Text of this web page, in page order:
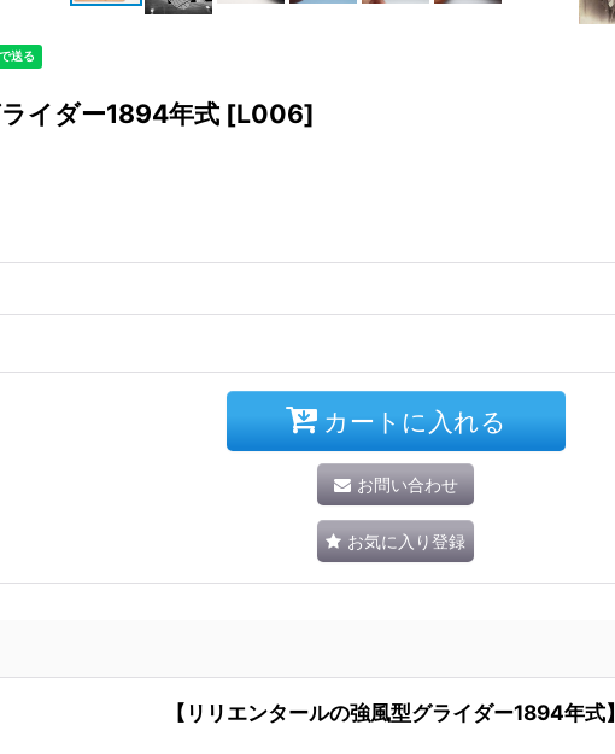
イダー1894年式 [L006]
カートに入れる
お問い合わせ
お気に入り登録
【リリエンタールの強風型グライダー1894年式】